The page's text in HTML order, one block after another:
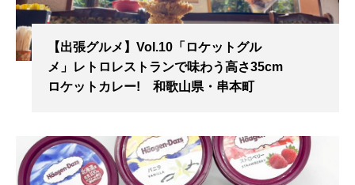
【出張グルメ】Vol.10「ロケットグル
メ」レトロレストランで味わう高さ35cm
ロケットカレー! 和歌山県・串本町